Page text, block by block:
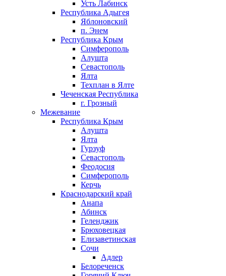
Усть Лабинск
Республика Адыгея
Яблоновский
п. Энем
Республика Крым
Симферополь
Алушта
Севастополь
Ялта
Техплан в Ялте
Чеченская Республика
г. Грозный
Межевание
Республика Крым
Алушта
Ялта
Гурзуф
Севастополь
Феодосия
Симферополь
Керчь
Краснодарский край
Анапа
Абинск
Геленджик
Брюховецкая
Елизаветинская
Сочи
Адлер
Белореченск